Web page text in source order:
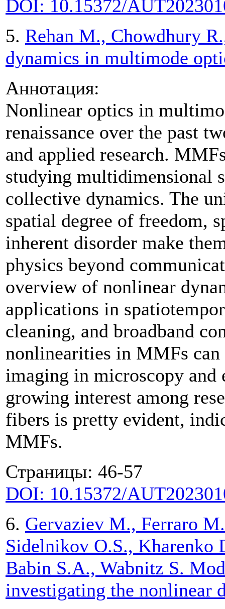
DOI: 10.15372/
5. Rehan M., Chowdhury
dynamics in multimode
Аннотация:
Nonlinear optics in
renaissance over the past
and applied research.
studying multidimensional
collective dynamics. The
spatial degree of freedom,
inherent disorder make
physics beyond
overview of nonlinear
applications in
cleaning, and broadband
nonlinearities in MMFs
imaging in microscopy and
growing interest among
fibers is pretty evident,
MMFs.
Страницы: 46-57
DOI: 10.15372/
6. Gervaziev M., Ferraro
Sidelnikov O.S.,
Babin S.A., Wabnitz S.
investigating the nonlinear